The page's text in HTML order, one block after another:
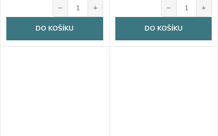
− +
DO KOŠÍKU
− +
DO KOŠÍKU